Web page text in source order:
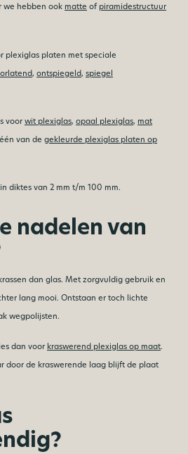
we hebben ook matte of piramidestructuur
plexiglas platen met speciale
,ontspiegeld,spiegel
voorwit plexiglas,opaal plexiglas, mat
van degekleurde plexiglas platen op
diktes van 2 mm t/m 100 mm.
nadelen van
dan glas. Met zorgvuldig gebruik en
lang mooi. Ontstaan er toch lichte
wegpolijsten.
dan voor kraswerend plexiglas op maat.
door de kraswerende laag blijft de plaat